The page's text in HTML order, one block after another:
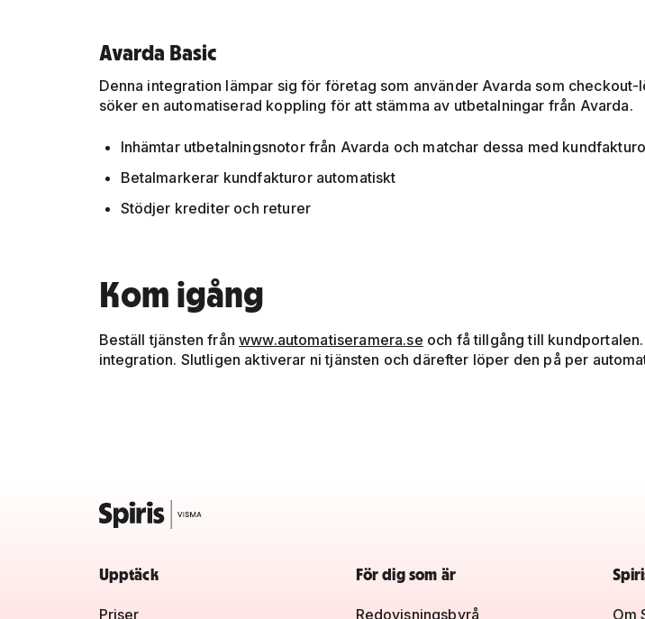
Avarda Basic
Denna integration lämpar sig för företag som använder Avarda som
söker en automatiserad koppling för att stämma av utbetalningar från Avarda.
Inhämtar utbetalningsnotor från Avarda och matchar dessa med
Betalmarkerar kundfakturor automatiskt
Stödjer krediter och returer
Kom igång
Beställ tjänsten frånwww.automatiseramera.se och få tillgång till
integration. Slutligen aktiverar ni tjänsten och därefter löper den på per
Upptäck
Priser
För dig som är
Redovisningsbyrå Om